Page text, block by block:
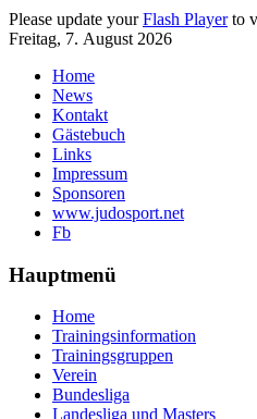
Please update yourFlash Playerto
Freitag, 7. August 2026
Home
News
Kontakt
Gästebuch
Links
Impressum
Sponsoren
www.judosport.net
Fb
Hauptmenü
Home
Trainingsinformation
Trainingsgruppen
Verein
Bundesliga
Landesliga und Masters